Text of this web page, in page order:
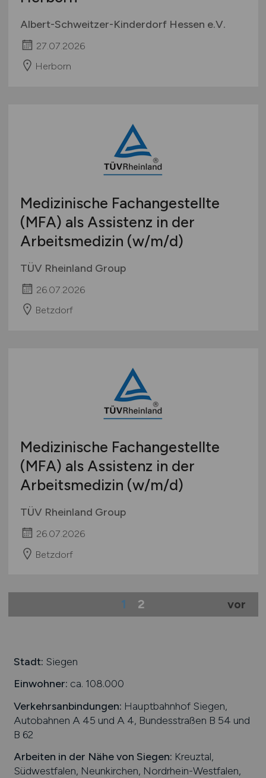
Albert-Schweitzer-Kinderdorf Hessen e.V.
27.07.2026
Herborn
Medizinische Fachangestellte
(MFA) als Assistenz in der
Arbeitsmedizin (w/m/d)
TÜV Rheinland Group
26.07.2026
Betzdorf
Medizinische Fachangestellte
(MFA) als Assistenz in der
Arbeitsmedizin (w/m/d)
TÜV Rheinland Group
26.07.2026
Betzdorf
1 2 vor
Stadt: Siegen
Einwohner: ca. 108.000
Verkehrsanbindungen: Hauptbahnhof Siegen,
Autobahnen A 45 und A 4, Bundesstraßen B 54 und
B 62
Arbeiten in der Nähe von Siegen: Kreuztal,
Südwestfalen, Neunkirchen, Nordrhein-Westfalen,